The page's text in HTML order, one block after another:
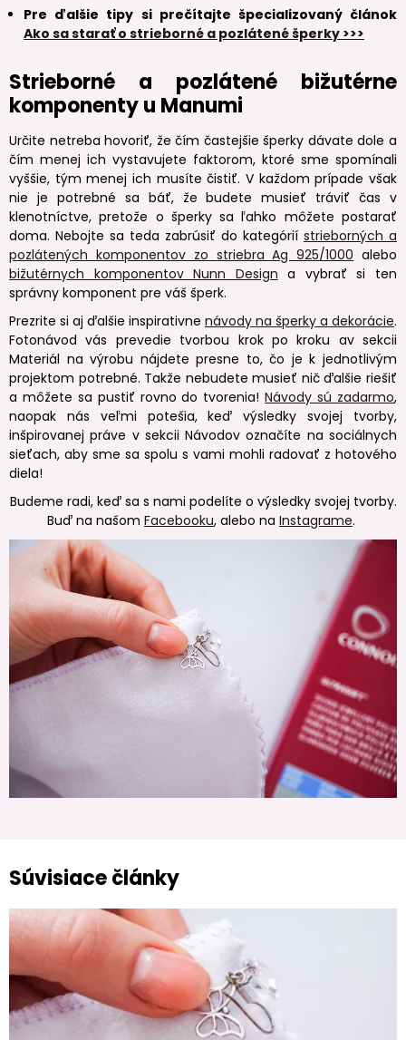
Pre ďalšie tipy si prečítajte špecializovaný článok
Ako sa starať o strieborné a pozlátené šperky >>>
Strieborné a pozlátené bižutérne
komponenty u Manumi
Určite netreba hovoriť, že čím častejšie šperky dávate dole a
čím menej ich vystavujete faktorom, ktoré sme spomínali
vyššie, tým menej ich musíte čistiť. V každom prípade však
nie je potrebné sa báť, že budete musieť tráviť čas v
klenotníctve, pretože o šperky sa ľahko môžete postarať
doma. Nebojte sa teda zabrúsiť do kategórií strieborných a
pozlátených komponentov zo striebra Ag 925/1000 alebo
bižutérnych komponentov Nunn Design a vybrať si ten
správny komponent pre váš šperk.
Prezrite si aj ďalšie inspirativne návody na šperky a dekorácie.
Fotonávod vás prevedie tvorbou krok po kroku av sekcii
Materiál na výrobu nájdete presne to, čo je k jednotlivým
projektom potrebné. Takže nebudete musieť nič ďalšie riešiť
a môžete sa pustiť rovno do tvorenia!Návody sú zadarmo,
naopak nás veľmi potešia, keď výsledky svojej tvorby,
inšpirovanej práve v sekcii Návodov označíte na sociálnych
sieťach, aby sme sa spolu s vami mohli radovať z hotového
diela!
Budeme radi, keď sa s nami podelíte o výsledky svojej tvorby.
Buď na našom Facebooku, alebo na Instagrame.
Súvisiace články